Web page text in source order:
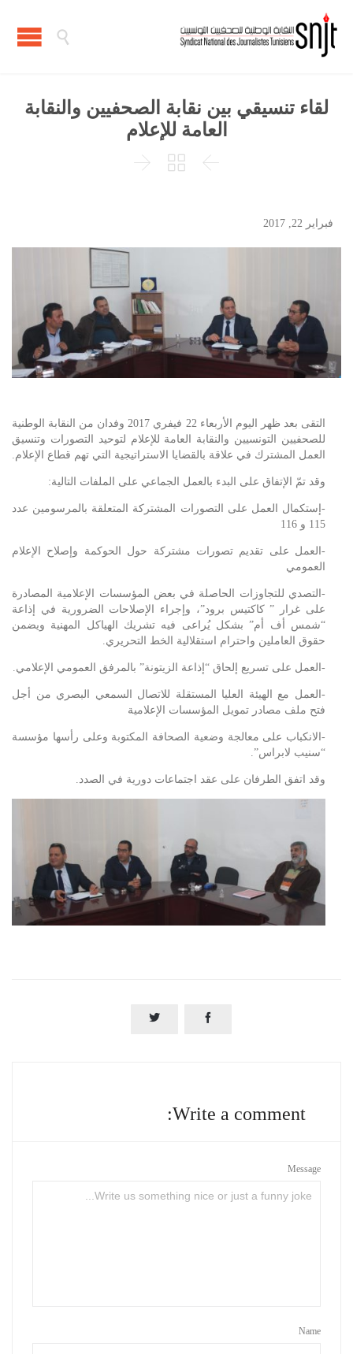

لقاء تنسيقي بين نقابة الصحفيين والنقابة
العامة للإعلام



فبراير 22, 2017
التقى بعد ظهر اليوم الأربعاء 22 فيفري 2017 وفدان من النقابة الوطنية
للصحفيين التونسيين والنقابة العامة للإعلام لتوحيد التصورات وتنسيق
العمل المشترك في علاقة بالقضايا الاستراتيجية التي تهم قطاع الإعلام.
وقد تمّ الإتفاق على البدء بالعمل الجماعي على الملفات التالية:
-إستكمال العمل على التصورات المشتركة المتعلقة بالمرسومين عدد
115 و 116
-العمل على تقديم تصورات مشتركة حول الحوكمة وإصلاح الإعلام
العمومي
-التصدي للتجاوزات الحاصلة في بعض المؤسسات الإعلامية المصادرة
على غرار ” كاكتيس برود”، وإجراء الإصلاحات الضرورية في إذاعة
“شمس أف أم” بشكل يُراعى فيه تشريك الهياكل المهنية ويضمن
حقوق العاملين واحترام استقلالية الخط التحريري.
-العمل على تسريع إلحاق “إذاعة الزيتونة” بالمرفق العمومي الإعلامي.
-العمل مع الهيئة العليا المستقلة للاتصال السمعي البصري من أجل
فتح ملف مصادر تمويل المؤسسات الإعلامية
-الانكباب على معالجة وضعية الصحافة المكتوبة وعلى رأسها مؤسسة
“سنيب لابراس”.
وقد اتفق الطرفان على عقد اجتماعات دورية في الصدد.


Write a comment:
Message
Name